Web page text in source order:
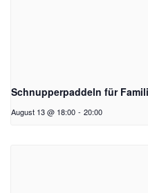
Schnupperpaddeln für
August 13 @ 18:00 - 20:00